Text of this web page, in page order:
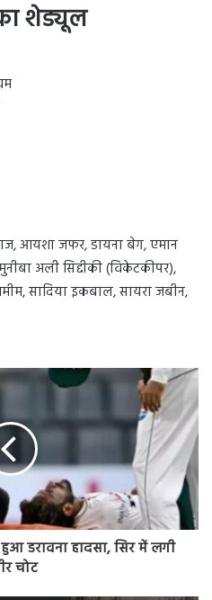
शेड्यूल
आयशा जफर, डायना बेग, एमान
अली सिद्दीकी (विकेटकीपर),
सादिया इकबाल, सायरा जबीन,
डरावना हादसा, सिर में लगी
चोट